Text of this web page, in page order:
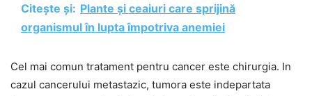
Citește și: Plante și ceaiuri care sprijină
organismul în lupta împotriva anemiei
Cel mai comun tratament pentru cancer este chirurgia. In
cazul cancerului metastazic, tumora este indepartata